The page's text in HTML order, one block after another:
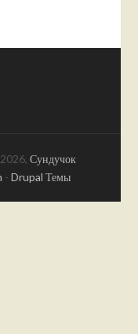
Сундучок
- Drupal Темы